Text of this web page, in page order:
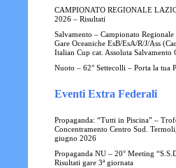
CAMPIONATO REGIONALE
2026 – Risultati
Salvamento – Campionato Regionale
Gare Oceaniche EsB/EsA/R/J/Ass
Italian Cup cat. Assoluta Salvamento
Nuoto – 62° Settecolli – Porta la tua
Eventi Extra Federali
Propaganda: “Tutti in Piscina” –
Concentramento Centro Sud.
giugno 2026
Propaganda NU – 20° Meeting
Risultati gare 3ª giornata